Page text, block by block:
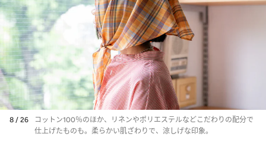
8 / 26
コットン100％のほか、リネンやポリエステルなどこだわりの配分で
仕上げたものも。柔らかい肌ざわりで、涼しげな印象。